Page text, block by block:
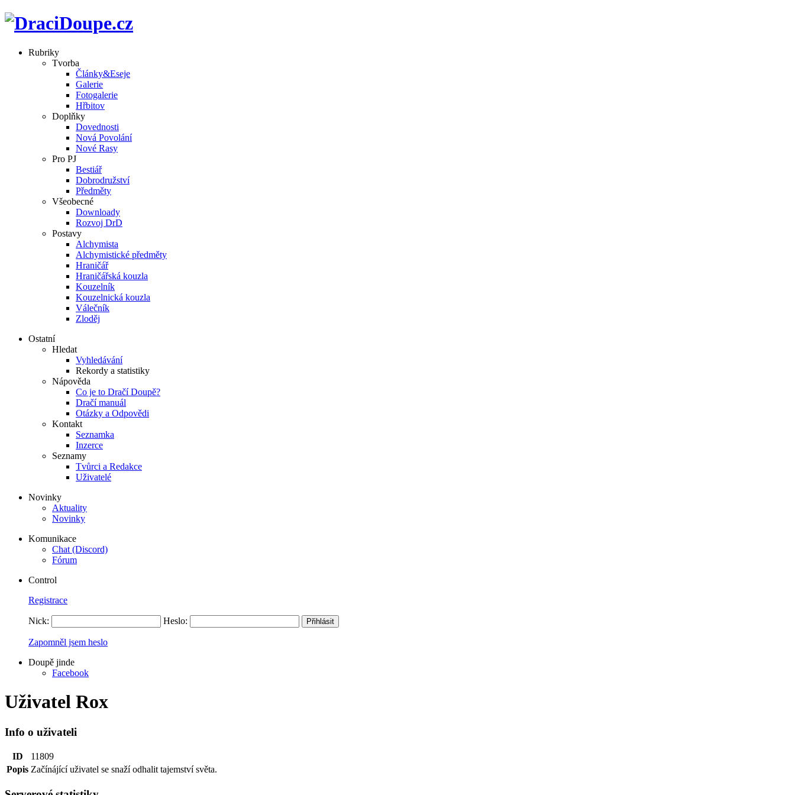
Rubriky
Tvorba
Články&Eseje
Galerie
Fotogalerie
Hřbitov
Doplňky
Dovednosti
Nová Povolání
Nové Rasy
Pro PJ
Bestiář
Dobrodružství
Předměty
Všeobecné
Downloady
Rozvoj DrD
Postavy
Alchymista
Alchymistické předměty
Hraničář
Hraničářská kouzla
Kouzelník
Kouzelnická kouzla
Válečník
Zloděj
Ostatní
Hledat
Vyhledávání
Rekordy a statistiky
Nápověda
Co je to Dračí Doupě?
Dračí manuál
Otázky a Odpovědi
Kontakt
Seznamka
Inzerce
Seznamy
Tvůrci a Redakce
Uživatelé
Novinky
Aktuality
Novinky
Komunikace
Chat (Discord)
Fórum
Control
Registrace
Nick: Heslo:
Zapomněl jsem heslo
Doupě jinde
Facebook
Uživatel Rox
Info o uživateli
ID
11809
Popis Začínájící uživatel se snaží odhalit tajemství světa.